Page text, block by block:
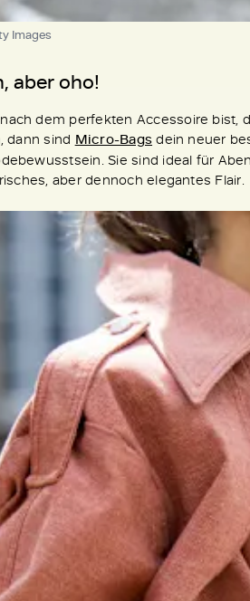
Images
aber oho!
dem perfekten Accessoire
dann sind Micro-Bags dein neuer
Sie sind ideal für
aber dennoch elegantes Flair.